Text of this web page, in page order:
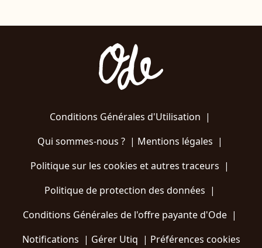
Conditions Générales d'Utilisation |
Qui sommes-nous ?| Mentions légales |
Politique sur les cookies et autres traceurs |
Politique de protection des données |
Conditions Générales de l'offre payante d'Ode |
Notifications | Gérer Utiq | Préférences cookies